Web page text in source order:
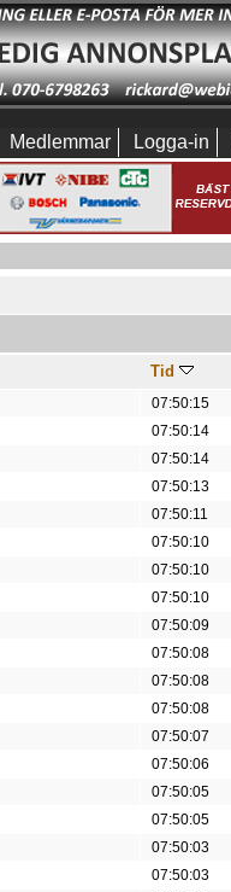
Medlemmar Logga-in
Tid
07:50:15
07:50:14
07:50:14
07:50:13
07:50:11
07:50:10
07:50:10
07:50:10
07:50:09
07:50:08
07:50:08
07:50:08
07:50:07
07:50:06
07:50:05
07:50:05
07:50:03
07:50:03